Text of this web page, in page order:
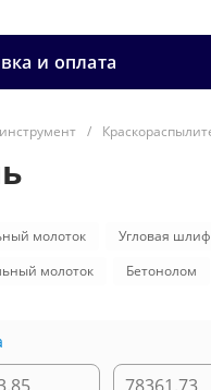
и оплата
/
молоток Угловая
молоток
Бетонолом